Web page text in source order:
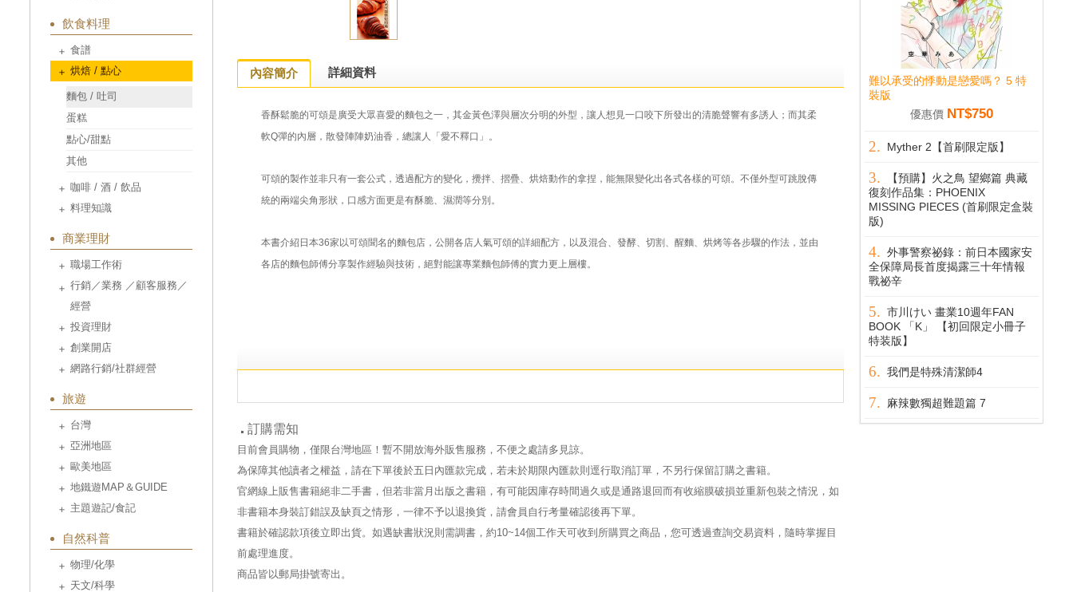
飲食料理
食譜
烘焙 / 點心
麵包 / 吐司
蛋糕
點心/甜點
其他
咖啡 / 酒 / 飲品
料理知識
商業理財
職場工作術
行銷／業務 ／顧客服務／
經營
投資理財
創業開店
網路行銷/社群經營
旅遊
台灣
亞洲地區
歐美地區
地鐵遊MAP＆GUIDE
主題遊記/食記
自然科普
物理/化學
天文/科學
內容簡介 詳細資料
香酥鬆脆的可頌是廣受大眾喜愛的麵包之一，其金黃色澤與層次分明的外型，讓人想見一口咬下所發出的清脆聲響有多誘人；而其柔
軟Q彈的內層，散發陣陣奶油香，總讓人「愛不釋口」。
可頌的製作並非只有一套公式，透過配方的變化，攪拌、摺疊、烘焙動作的拿捏，能無限變化出各式各樣的可頌。不僅外型可跳脫傳
統的兩端尖角形狀，口感方面更是有酥脆、濕潤等分別。
本書介紹日本36家以可頌聞名的麵包店，公開各店人氣可頌的詳細配方，以及混合、發酵、切割、醒麵、烘烤等各步驟的作法，並由
各店的麵包師傅分享製作經驗與技術，絕對能讓專業麵包師傅的實力更上層樓。
訂購需知
目前會員購物，僅限台灣地區！暫不開放海外販售服務，不便之處請多見諒。
為保障其他讀者之權益，請在下單後於五日內匯款完成，若未於期限內匯款則逕行取消訂單，不另行保留訂購之書籍。
官網線上販售書籍絕非二手書，但若非當月出版之書籍，有可能因庫存時間過久或是通路退回而有收縮膜破損並重新包裝之情況，如
非書籍本身裝訂錯誤及缺頁之情形，一律不予以退換貨，請會員自行考量確認後再下單。
書籍於確認款項後立即出貨。如遇缺書狀況則需調書，約10~14個工作天可收到所購買之商品，您可透過查詢交易資料，隨時掌握目
前處理進度。
商品皆以郵局掛號寄出。
難以承受的悸動是戀愛嗎？ 5 特
裝版
優惠價 NT$750
Myther 2【首刷限定版】
【預購】火之鳥 望鄉篇 典藏
復刻作品集：PHOENIX
MISSING PIECES (首刷限定盒裝
版)
外事警察祕錄：前日本國家安
全保障局長首度揭露三十年情報
戰祕辛
市川けい 畫業10週年FAN
BOOK 「K」 【初回限定小冊子
特装版】
我們是特殊清潔師4
麻辣數獨超難題篇 7